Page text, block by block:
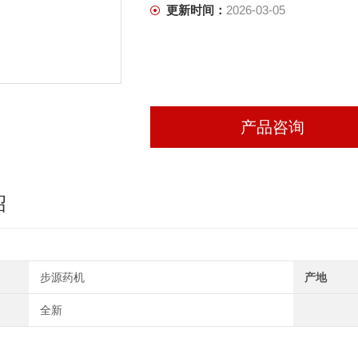
更新时间： 2026-03-05
产品咨询
步源药机 产地
全新